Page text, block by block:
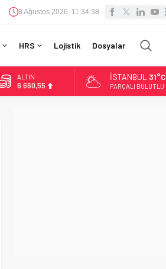
8 Ağustos 2026, 11:34:39
HRS Lojistik Dosyalar
ALTIN
6.660,55
İSTANBUL 31°C
PARÇALI BULUTLU